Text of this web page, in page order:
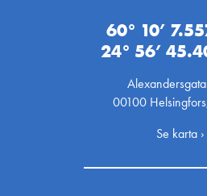
60° 10’
24° 56’
00100
Se karta ›